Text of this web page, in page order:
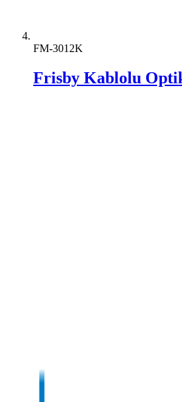
FM-3012K
Frisby Kablolu